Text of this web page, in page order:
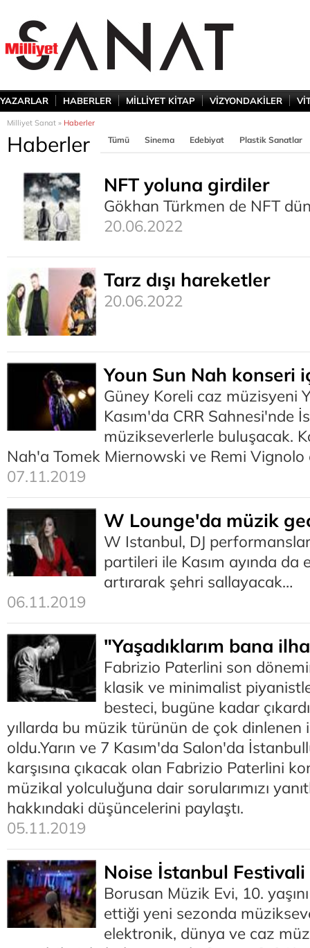
YAZARLAR HABERLER MİLLİYET KİTAP VİZYONDAKİLER
Milliyet Sanat » Haberler
Haberler Tümü Sinema Edebiyat Plastik Sanatlar
NFT yoluna girdiler
Gökhan Türkmen de NFT
20.06.2022
Tarz dışı hareketler
20.06.2022
Youn Sun Nah konseri
Güney Koreli caz müzisyeni
Kasım'da CRR Sahnesi'nde
müzikseverlerle buluşacak.
Nah'a Tomek Miernowski ve Remi Vignolo
07.11.2019
W Lounge'da müzik
W Istanbul, DJ
partileri ile Kasım ayında da
artırarak şehri sallayacak…
06.11.2019
"Yaşadıklarım bana
Fabrizio Paterlini son
klasik ve minimalist
besteci, bugüne kadar
yıllarda bu müzik türünün de çok dinlenen
oldu.Yarın ve 7 Kasım'da Salon'da
karşısına çıkacak olan Fabrizio Paterlini
müzikal yolculuğuna dair sorularımızı
hakkındaki düşüncelerini paylaştı.
05.11.2019
Noise İstanbul Festivali
Borusan Müzik Evi, 10.
ettiği yeni sezonda
elektronik, dünya ve caz